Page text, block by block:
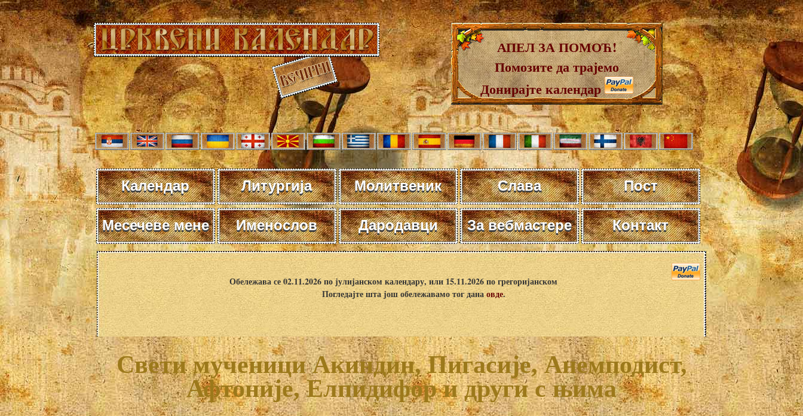
АПЕЛ ЗА ПОМОЋ!
Помозите да трајемо
Донирајте календар
Календар Литургија Молитвеник Слава Пост
Месечеве мене Именослов Дародавци За вебмастере Контакт
Обележава се 02.11.2026 по јулијанском календару, или 15.11.2026 по грегоријанском
Погледајте шта још обележавамо тог данаовде.
Свети мученици Акиндин, Пигасије, Анемподист,
Афтоније, Елпидифор и други с њима